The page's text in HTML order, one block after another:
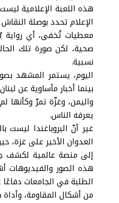
هذه اللعبة الإعلامية
الإعلام تحدد بوصلة
معطيات تُخفى، أي
صحية، لكن صورة تلك
نسبية.
اليوم، يستمر المشهد
بينما أخبار مأساوية عن
واليمن، وغزّة تمرّ وكأنها
يعرفه الناس.
غير أنّ البروباغندا
العدوان الأخير على غزة،
إلى منصة عالمية لكشف
هذه الصور والفيديوهات
الطلبة في الجامعات
من أشكال المقاومة،